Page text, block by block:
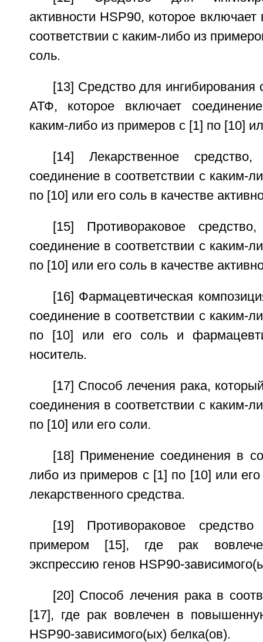
активности HSP90, которое
соответствии с каким-либо из
соль.
[13] Средство для ингибирования
АТФ, которое включает
каким-либо из примеров с [1] по [10]
[14] Лекарственное
соединение в соответствии с каким-
по [10] или его соль в качестве
[15] Противораковое
соединение в соответствии с каким-
по [10] или его соль в качестве
[16] Фармацевтическая
соединение в соответствии с каким-
по [10] или его соль и
носитель.
[17] Способ лечения рака,
соединения в соответствии с каким-
по [10] или его соли.
[18] Применение соединения в
либо из примеров с [1] по [10] или
лекарственного средства.
[19] Противораковое
примером [15], где рак
экспрессию генов HSP90-
[20] Способ лечения рака в
[17], где рак вовлечен в
HSP90-зависимого(ых) белка(ов).